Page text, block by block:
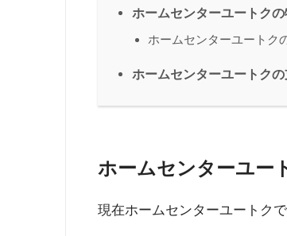
ホームセンターユートク
ホームセンターユートク
ホームセンターユートク
ホームセンターユー
現在ホームセンターユートク